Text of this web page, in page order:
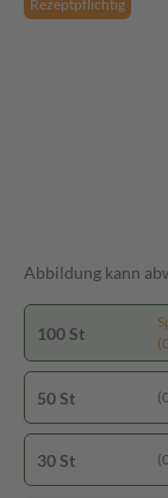
Rezeptpflichtig
Abbildung kann
100 St
50 St
30 St